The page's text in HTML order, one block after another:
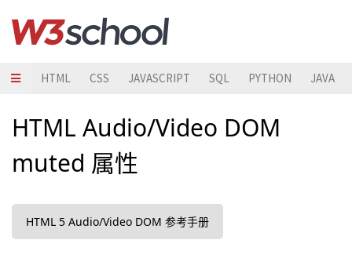
HTML CSS JAVASCRIPT SQL PYTHON JAVA
HTML Audio/Video DOM
muted 属性
HTML 5 Audio/Video DOM 参考手册